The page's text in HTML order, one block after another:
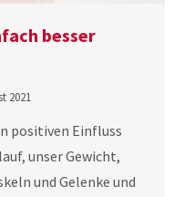
besser
2021
positiven Einfluss
unser Gewicht,
und Gelenke und